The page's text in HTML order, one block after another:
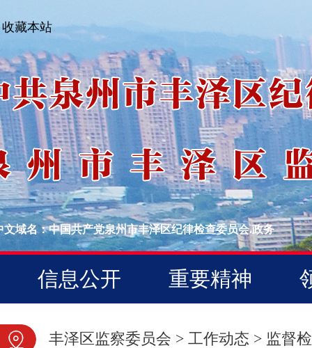
收藏本站
文域名：中国共产党泉州市丰泽区纪律检查委员会.政务
信息公开 重要精神
图片新闻
丰泽区监察委员会 > 工作动态 > 监督